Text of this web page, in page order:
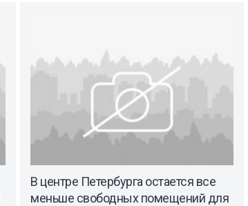
В центре Петербурга остается все
меньше свободных помещений для